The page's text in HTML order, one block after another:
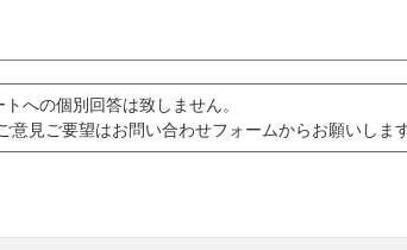
への個別回答は致しません。
意見ご要望はお問い合わせフォームからお願いします